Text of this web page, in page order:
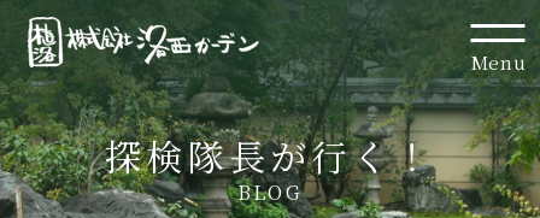
Menu
探検隊長が行く！
BLOG